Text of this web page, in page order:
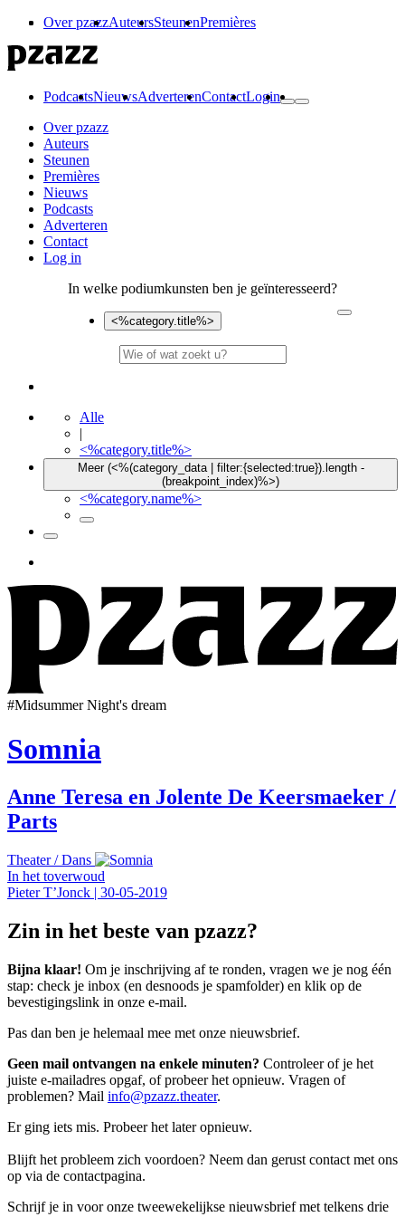
Over pzazzAuteursSteunenPremières
PodcastsNieuwsAdverterenContactLogin
Over pzazz
Auteurs
Steunen
Premières
Nieuws
Podcasts
Adverteren
Contact
Log in
In welke podiumkunsten ben je geïnteresseerd?
<%category.title%>
Alle
|
<%category.title%>
Meer (<%(category_data | filter:{selected:true}).length -
(breakpoint_index)%>)
<%category.name%>
#Midsummer Night's dream
Somnia
Anne Teresa en Jolente De Keersmaeker /
Parts
Theater /Dans
In het toverwoud
Pieter T’Jonck | 30-05-2019
Zin in het beste van pzazz?
Bijna klaar! Om je inschrijving af te ronden, vragen we je nog één
stap: check je inbox (en desnoods je spamfolder) en klik op de
bevestigingslink in onze e-mail.
Pas dan ben je helemaal mee met onze nieuwsbrief.
Geen mail ontvangen na enkele minuten? Controleer of je het
juiste e-mailadres opgaf, of probeer het opnieuw. Vragen of
problemen? Mail info@pzazz.theater.
Er ging iets mis. Probeer het later opnieuw.
Blijft het probleem zich voordoen? Neem dan gerust contact met ons
op via de contactpagina.
Schrijf je in voor onze tweewekelijkse nieuwsbrief met telkens drie